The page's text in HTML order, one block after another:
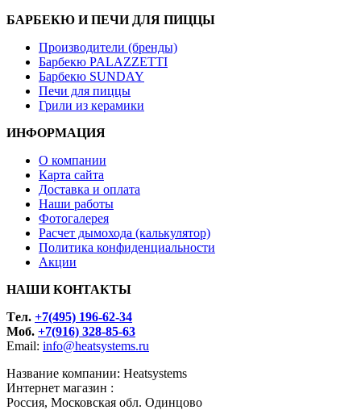
БАРБЕКЮ И ПЕЧИ ДЛЯ ПИЦЦЫ
Производители (бренды)
Барбекю PALAZZETTI
Барбекю SUNDAY
Печи для пиццы
Грили из керамики
ИНФОРМАЦИЯ
О компании
Карта сайта
Доставка и оплата
Наши работы
Фотогалерея
Расчет дымохода (калькулятор)
Политика конфиденциальности
Акции
НАШИ КОНТАКТЫ
Tел. +7(495) 196-62-34
Моб. +7(916) 328-85-63
Email: info@heatsystems.ru
Название компании: Heatsystems
Интернет магазин :
Россия, Московская обл. Одинцово